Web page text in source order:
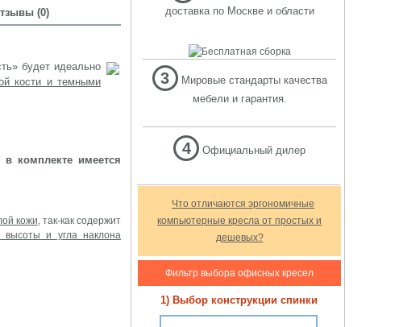
(0)
будет идеально
кости и темными
в комплекте имеется
кожи, так-как содержит
высоты и угла наклона
доставка по Москве и области
3
Мировые стандарты качества
мебели и гарантия.
4 Официальный дилер
Что отличаются эргономичные
компьютерные кресла от простых и
дешевых?
Фильтр выбора офисных кресел
1) Выбор конструкции спинки